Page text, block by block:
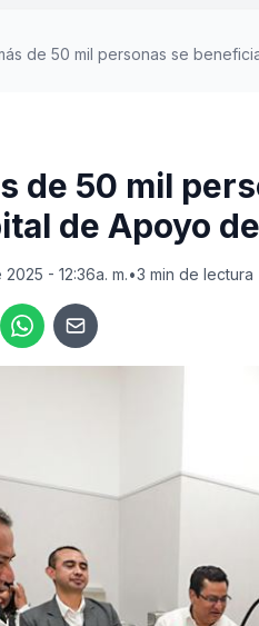
de 50 mil personas se
de 50 mil
de Apoyo
- 12:36a. m.•3 min de lectura